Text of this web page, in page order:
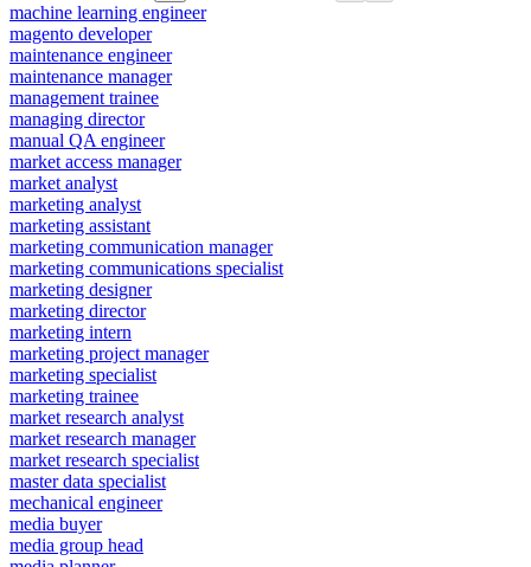
machine learning engineer
magento developer
maintenance engineer
maintenance manager
management trainee
managing director
manual QA engineer
market access manager
market analyst
marketing analyst
marketing assistant
marketing communication manager
marketing communications specialist
marketing designer
marketing director
marketing intern
marketing project manager
marketing specialist
marketing trainee
market research analyst
market research manager
market research specialist
master data specialist
mechanical engineer
media buyer
media group head